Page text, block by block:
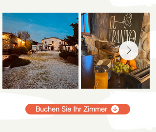
Buchen Sie Ihr Zimmer